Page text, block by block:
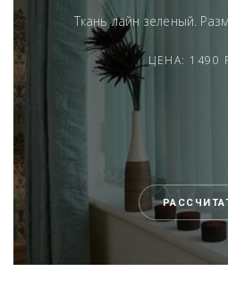
Ткань лайн зеленый.
ЦЕНА: 1490